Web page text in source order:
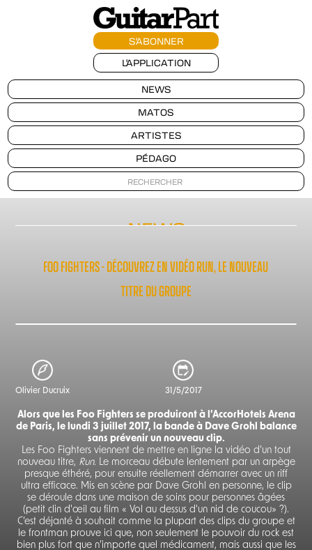
S'ABONNER
L'APPLICATION
NEWS
MATOS
ARTISTES
PÉDAGO
NEWS
FOO FIGHTERS - DÉCOUVREZ EN VIDÉO RUN, LE NOUVEAU
TITRE DU GROUPE
Olivier Ducruix 31/5/2017
Alors que les Foo Fighters se produiront à l’AccorHotels Arena
de Paris, le lundi 3 juillet 2017, la bande à Dave Grohl balance
sans prévenir un nouveau clip.
Les Foo Fighters viennent de mettre en ligne la vidéo d’un tout
nouveau titre, Run. Le morceau débute lentement par un arpège
presque éthéré, pour ensuite réellement démarrer avec un riff
ultra efficace. Mis en scène par Dave Grohl en personne, le clip
se déroule dans une maison de soins pour personnes âgées
(petit clin d'œil au film « Vol au dessus d'un nid de coucou» ?).
C’est déjanté à souhait comme la plupart des clips du groupe et
le frontman prouve ici que, non seulement le pouvoir du rock est
bien plus fort que n’importe quel médicament, mais aussi que les